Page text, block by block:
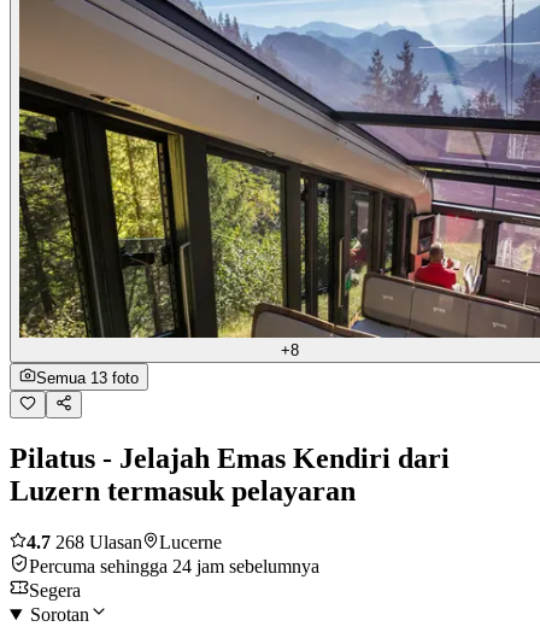
+8
Semua 13 foto
Pilatus - Jelajah Emas Kendiri dari
Luzern termasuk pelayaran
4.7 268 Ulasan
Lucerne
Percuma sehingga 24 jam sebelumnya
Segera
Sorotan